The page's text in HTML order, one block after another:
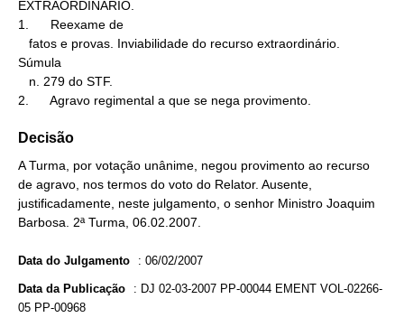
EXTRAORDINÁRIO.
1.      Reexame de
Súmula
2.      Agravo regimental a que se nega provimento.
Decisão
A Turma, por votação unânime, negou provimento ao recurso
de agravo, nos termos do voto do Relator. Ausente,
justificadamente, neste julgamento, o senhor Ministro Joaquim
Barbosa. 2ª Turma, 06.02.2007.
Data do Julgamento : 06/02/2007
Data da Publicação : DJ 02-03-2007 PP-00044 EMENT VOL-02266-
05 PP-00968